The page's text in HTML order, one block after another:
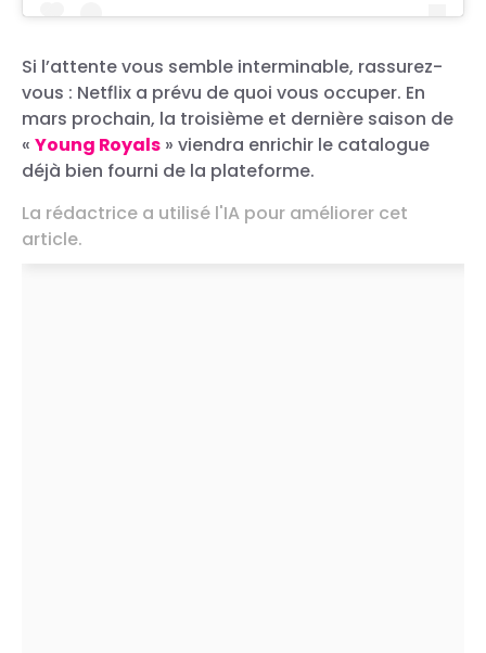
Une publication partagée par Bridgerton (@bridgertonnetflix)
Si l’attente vous semble interminable, rassurez-
vous : Netflix a prévu de quoi vous occuper. En
mars prochain, la troisième et dernière saison de
« Young Royals » viendra enrichir le catalogue
déjà bien fourni de la plateforme.
La rédactrice a utilisé l'IA pour améliorer cet
article.